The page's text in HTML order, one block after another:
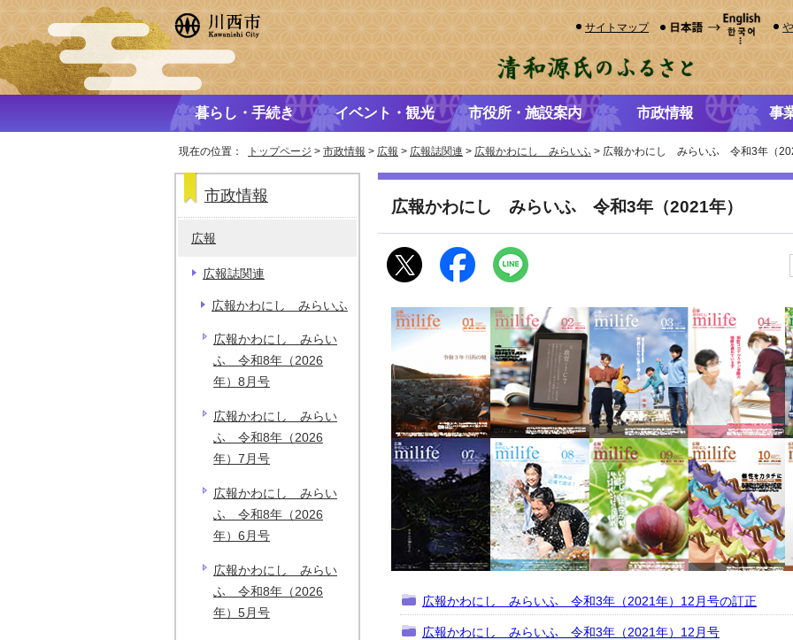
サイトマップ
暮らし・手続き イベント・観光 市役所・施設案内 市政情報 事
現在の位置： トップページ > 市政情報 > 広報 > 広報誌関連 > 広報かわにし みらいふ > 広報かわにし みらいふ 令和3年（
広報かわにし みらいふ 令和3年（2021年）
広報かわにし みらいふ 令和3年（2021年）12月号の訂正
広報かわにし みらいふ 令和3年（2021年）12月号
市政情報
広報
広報誌関連
広報かわにし みらいふ
広報かわにし みらい
ふ 令和8年（2026
年）8月号
広報かわにし みらい
ふ 令和8年（2026
年）7月号
広報かわにし みらい
ふ 令和8年（2026
年）6月号
広報かわにし みらい
ふ 令和8年（2026
年）5月号